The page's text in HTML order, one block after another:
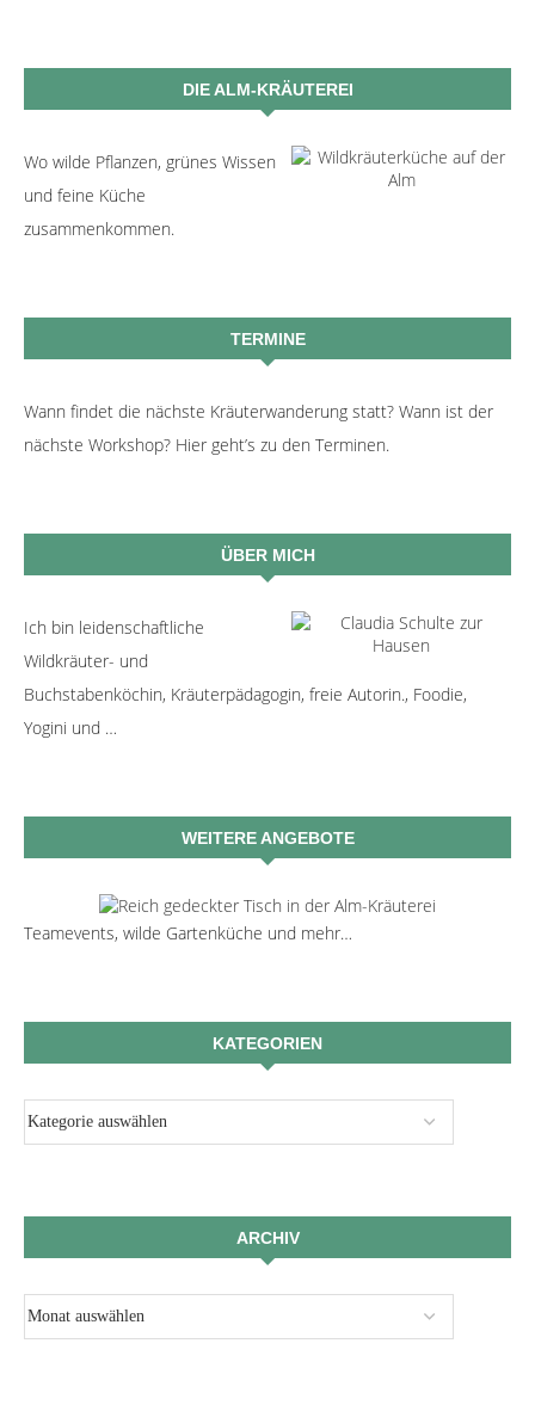
DIE ALM-KRÄUTEREI
Wo wilde Pflanzen, grünes Wissen
und feine Küche
zusammenkommen.
TERMINE
Wann findet die nächste Kräuterwanderung statt? Wann ist der
nächste Workshop? Hier geht’s zu den Terminen.
ÜBER MICH
Ich bin leidenschaftliche
Wildkräuter- und
Buchstabenköchin, Kräuterpädagogin, freie Autorin., Foodie,
Yogini und …
WEITERE ANGEBOTE
Teamevents, wilde Gartenküche und mehr…
KATEGORIEN
ARCHIV